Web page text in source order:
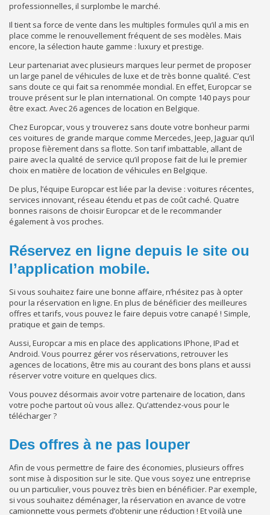
professionnelles, il surplombe le marché.
Il tient sa force de vente dans les multiples formules qu’il a mis en
place comme le renouvellement fréquent de ses modèles. Mais
encore, la sélection haute gamme : luxury et prestige.
Leur partenariat avec plusieurs marques leur permet de proposer
un large panel de véhicules de luxe et de très bonne qualité. C’est
sans doute ce qui fait sa renommée mondial. En effet, Europcar se
trouve présent sur le plan international. On compte 140 pays pour
être exact. Avec 26 agences de location en Belgique.
Chez Europcar, vous y trouverez sans doute votre bonheur parmi
ces voitures de grande marque comme Mercedes, Jeep, Jaguar qu’il
propose fièrement dans sa flotte. Son tarif imbattable, allant de
paire avec la qualité de service qu’il propose fait de lui le premier
choix en matière de location de véhicules en Belgique.
De plus, l’équipe Europcar est liée par la devise : voitures récentes,
services innovant, réseau étendu et pas de coût caché. Quatre
bonnes raisons de choisir Europcar et de le recommander
également à vos proches.
Réservez en ligne depuis le site ou
l’application mobile.
Si vous souhaitez faire une bonne affaire, n’hésitez pas à opter
pour la réservation en ligne. En plus de bénéficier des meilleures
offres et tarifs, vous pouvez le faire depuis votre canapé ! Simple,
pratique et gain de temps.
Aussi, Europcar a mis en place des applications IPhone, IPad et
Android. Vous pourrez gérer vos réservations, retrouver les
agences de locations, être mis au courant des bons plans et aussi
réserver votre voiture en quelques clics.
Vous pouvez désormais avoir votre partenaire de location, dans
votre poche partout où vous allez. Qu’attendez-vous pour le
télécharger ?
Des offres à ne pas louper
Afin de vous permettre de faire des économies, plusieurs offres
sont mise à disposition sur le site. Que vous soyez une entreprise
ou un particulier, vous pouvez très bien en bénéficier. Par exemple,
si vous souhaitez déménager, la réservation en avance de votre
camionnette vous permets d’obtenir une réduction ! Et voilà une